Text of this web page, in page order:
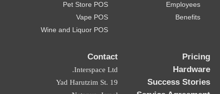
Employees
Benefits
Pet Store POS
Vape POS
Wine and Liquor POS
Pricing
Hardware
Success Stories
Contact
Interspace Ltd.
19 Yad Harutzim St.